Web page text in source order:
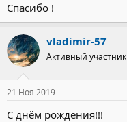
Спасибо !
vladimir-57
Активный участник
21 Ноя 2019
С днём рождения!!!